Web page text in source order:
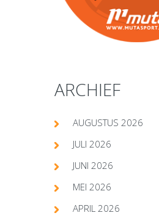
ARCHIEF
AUGUSTUS 2026
JULI 2026
JUNI 2026
MEI 2026
APRIL 2026